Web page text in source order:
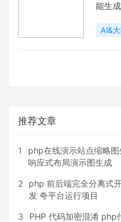
能生
AI&
推荐文章
1
php在线演示站点缩略
响应式布局演示图生成
2
php 前后端完全分离式
发 夸平台运行项目
3
PHP 代码加密混淆 php